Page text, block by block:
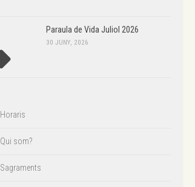
Paraula de Vida Juliol 2026
30 JUNY, 2026
Horaris
Qui som?
Sagraments